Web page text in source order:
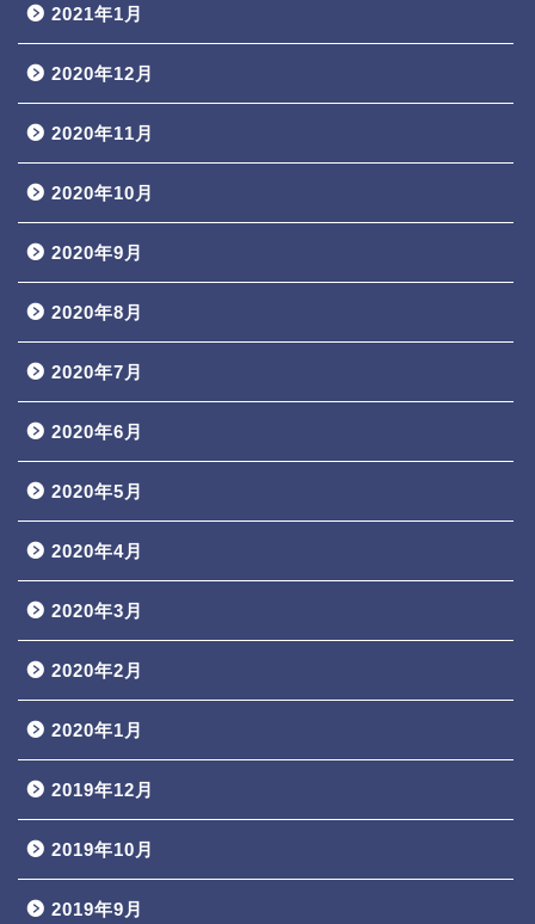
2021年1月
2020年12月
2020年11月
2020年10月
2020年9月
2020年8月
2020年7月
2020年6月
2020年5月
2020年4月
2020年3月
2020年2月
2020年1月
2019年12月
2019年10月
2019年9月